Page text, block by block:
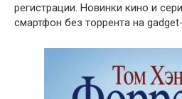
регистрации. Новинки кино и
смартфон без торрента на